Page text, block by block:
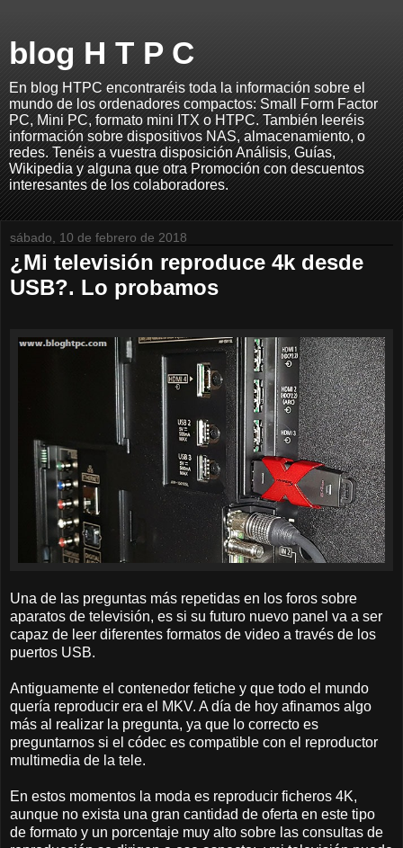
blog H T P C
En blog HTPC encontraréis toda la información sobre el
mundo de los ordenadores compactos: Small Form Factor
PC, Mini PC, formato mini ITX o HTPC. También leeréis
información sobre dispositivos NAS, almacenamiento, o
redes. Tenéis a vuestra disposición Análisis, Guías,
Wikipedia y alguna que otra Promoción con descuentos
interesantes de los colaboradores.
sábado, 10 de febrero de 2018
¿Mi televisión reproduce 4k desde
USB?. Lo probamos
Una de las preguntas más repetidas en los foros sobre
aparatos de televisión, es si su futuro nuevo panel va a ser
capaz de leer diferentes formatos de video a través de los
puertos USB.
Antiguamente el contenedor fetiche y que todo el mundo
quería reproducir era el MKV. A día de hoy afinamos algo
más al realizar la pregunta, ya que lo correcto es
preguntarnos si el códec es compatible con el reproductor
multimedia de la tele.
En estos momentos la moda es reproducir ficheros 4K,
aunque no exista una gran cantidad de oferta en este tipo
de formato y un porcentaje muy alto sobre las consultas de